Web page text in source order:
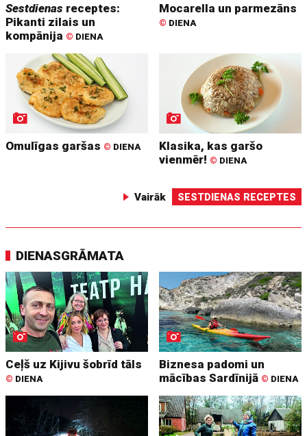
Sestdienas receptes:
Pikanti zilais un
kompānija © DIENA
Mocarella un parmezāns
© DIENA
Omulīgas garšas © DIENA
Klasika, kas garšo
vienmēr! © DIENA
Vairāk SESTDIENAS RECEPTES
DIENASGRĀMATA
Ceļš uz Kijivu šobrīd tāls
© DIENA
Biznesa padomi un
mācības Sardīnijā © DIENA